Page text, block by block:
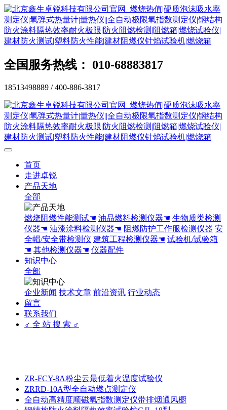
全国服务热线： 010-68883817
18513498889 / 400-886-3817
首页
走进卓锐
产品天地
全部
燃烧阻燃性能测试☚ 油品燃料检测仪器☚ 生物质类检测
仪器☚ 油漆涂料检测仪器☚ 阻燃防护工作服检测仪器 安
全帽/安全带检测仪 建筑工程检测仪器☚ 试验机/试验箱
☚ 其他检测仪器☚ 仪器配件
知识中心
全部
企业新闻 技术文章 前沿资讯 行业动态
留言
联系我们
♂ 全 站 搜 索 ♂
ZR-FCY-8A粉尘云最低着火温度试验仪
ZRRD-10A型全自动燃点测定仪
全自动高精度顺磁氧指数测定仪带排烟通风橱